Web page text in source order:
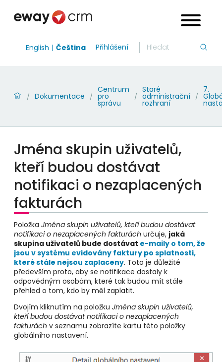
English Čeština Přihlášení
/ Dokumentace /
Centrum
pro
správu
/
Staré
administrační
rozhraní
/
7.
Jména skupin uživatelů,
kteří budou dostávat
notifikaci o nezaplacených
fakturách
Položka Jména skupin uživatelů, kteří budou dostávat
notifikaci o nezaplacených fakturách určuje, jaká
skupina uživatelů bude dostávat e-maily o tom, že
jsou v systému evidovány faktury po splatnosti,
které stále nejsou zaplaceny. Toto je důležité
především proto, aby se notifikace dostaly k
odpovědným osobám, které tak budou mít stále
přehled o tom, kdo by měl zaplatit.
Dvojím kliknutím na položku Jména skupin uživatelů,
kteří budou dostávat notifikaci o nezaplacených
fakturách v seznamu zobrazíte kartu této položky
globálního nastavení.